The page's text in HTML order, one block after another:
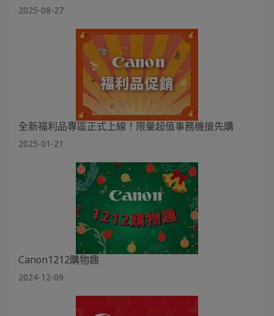
2025-08-27
全新福利品專區正式上線！限量超值事務機搶先購
2025-01-21
Canon1212購物趣
2024-12-09